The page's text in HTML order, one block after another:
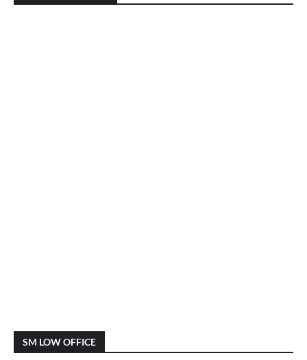
SM LOW OFFICE